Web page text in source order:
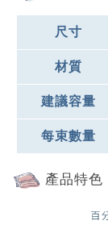
尺寸
材質
建議容量
每束數量
產品特色